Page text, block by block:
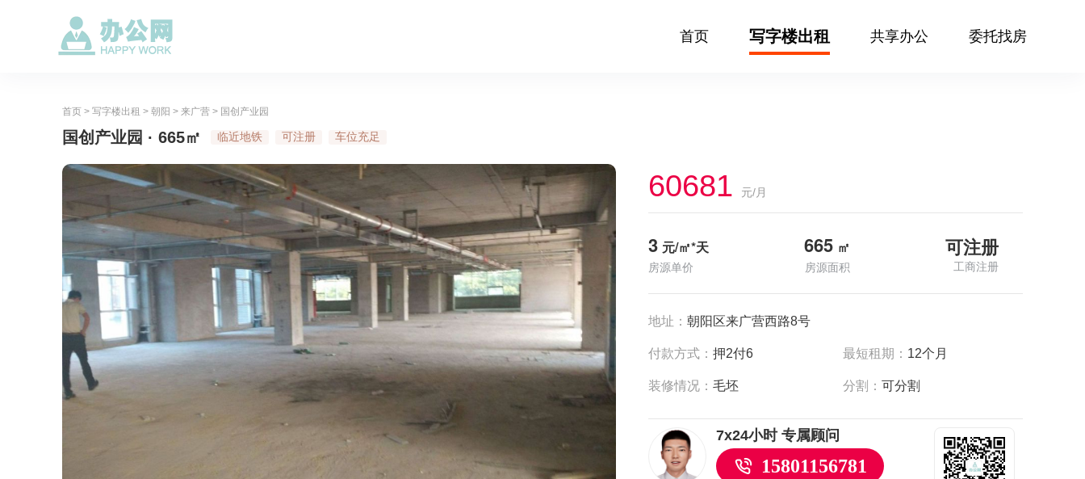
首页 写字楼出租 共享办公 委托找房
首页 > 写字楼出租 > 朝阳 > 来广营 > 国创产业园
国创产业园 · 665㎡ 临近地铁 可注册 车位充足
60681 元/月
3 元/㎡*天
房源单价
665 ㎡
房源面积
可注册
工商注册
地址： 朝阳区来广营西路8号
付款方式： 押2付6 最短租期： 12个月
装修情况： 毛坯 分割：可分割
7x24小时 专属顾问
15801156781